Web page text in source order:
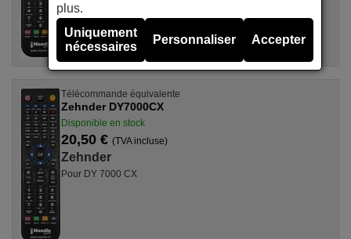
Télécommande équivalente
Zehnder DY7000CX
Disponible en stock
20,50 € (TVA incluse)
Zehnder
Pour DY 7000 CX
plus.
Uniquement
nécessaires
Personnaliser Accepter